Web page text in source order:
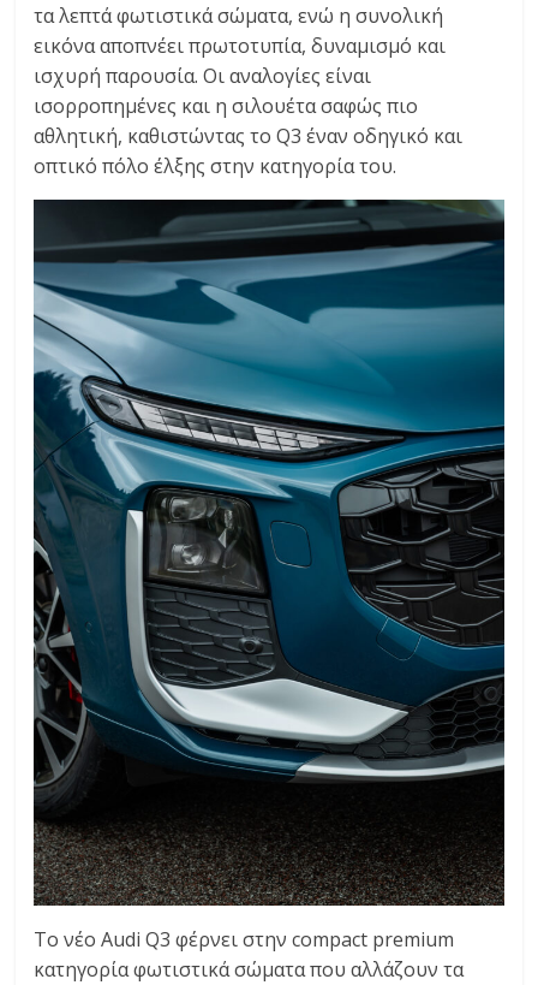
τα λεπτά φωτιστικά σώματα, ενώ η συνολική
εικόνα αποπνέει πρωτοτυπία, δυναμισμό και
ισχυρή παρουσία. Οι αναλογίες είναι
ισορροπημένες και η σιλουέτα σαφώς πιο
αθλητική, καθιστώντας το Q3 έναν οδηγικό και
οπτικό πόλο έλξης στην κατηγορία του.
Το νέο Audi Q3 φέρνει στην compact premium
κατηγορία φωτιστικά σώματα που αλλάζουν τα